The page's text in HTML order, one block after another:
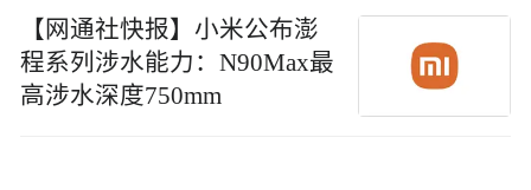
【网通社快报】小米公布澎
程系列涉水能力：N90Max最
高涉水深度750mm